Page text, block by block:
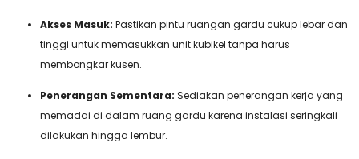
Akses Masuk: Pastikan pintu ruangan gardu cukup lebar dan
tinggi untuk memasukkan unit kubikel tanpa harus
membongkar kusen.
Penerangan Sementara: Sediakan penerangan kerja yang
memadai di dalam ruang gardu karena instalasi seringkali
dilakukan hingga lembur.